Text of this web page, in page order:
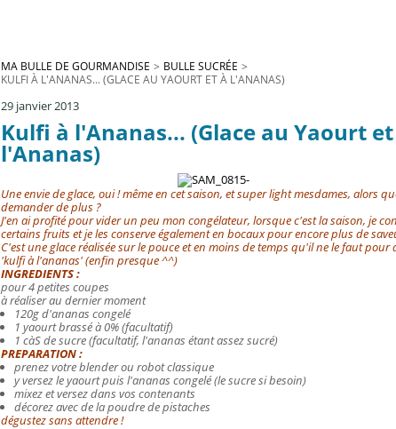
MA BULLE DE GOURMANDISE > BULLE SUCRÉE >
KULFI À L'ANANAS... (GLACE AU YAOURT ET À L'ANANAS)
29 janvier 2013
Kulfi à l'Ananas... (Glace au Yaourt
l'Ananas)
Une envie de glace, oui ! même en cet saison, et super light mesdames, alors
demander de plus ?
J'en ai profité pour vider un peu mon congélateur, lorsque c'est la saison, je
certains fruits etje les conserveégalement en bocaux pour encore plus de
C'est une glace réalisée sur le pouce et en moins de temps qu'il ne le faut pour
'kulfi à l'ananas' (enfin presque ^^)
INGREDIENTS :
pour 4 petites coupes
à réaliser au dernier moment
120g d'ananas congelé
1 yaourt brassé à 0% (facultatif)
1 càS de sucre (facultatif, l'ananas étant assez sucré)
PREPARATION :
prenez votre blender ou robot classique
y versez le yaourt puis l'ananas congelé (le sucre si besoin)
mixez et versez dans vos contenants
décorez avec de la poudre de pistaches
dégustez sans attendre !